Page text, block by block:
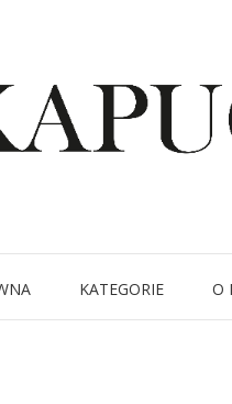
KATEGORIE O
Written